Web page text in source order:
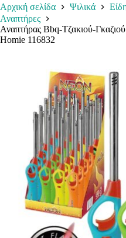
Αρχική σελίδα Ψιλικά
Αναπτήρες
Αναπτήρας Bbq-Τζακιού-
Homie 116832